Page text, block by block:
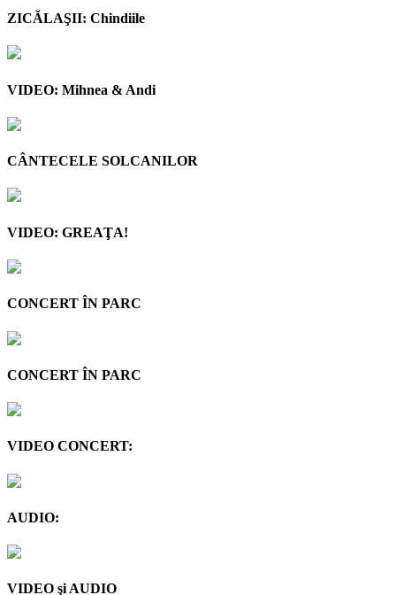
ZICĂLAŞII: Chindiile
VIDEO: Mihnea & Andi
CÂNTECELE SOLCANILOR
VIDEO: GREAŢA!
CONCERT ÎN PARC
CONCERT ÎN PARC
VIDEO CONCERT:
AUDIO:
VIDEO şi AUDIO